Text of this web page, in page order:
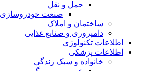
حمل و نقل
صنعت خودروسازی
ساختمان و املاک
دامپروری و صنایع غذایی
اطلاعات تکنولوژی
اطلاعات پزشکی
خانواده و سبک زندگی